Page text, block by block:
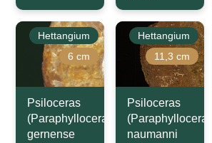
Hettangium
6 cm
Psiloceras
(Paraphylloceras)
gernense
Hettangium
11,3 cm
Psiloceras
(Paraphylloceras)
naumanni